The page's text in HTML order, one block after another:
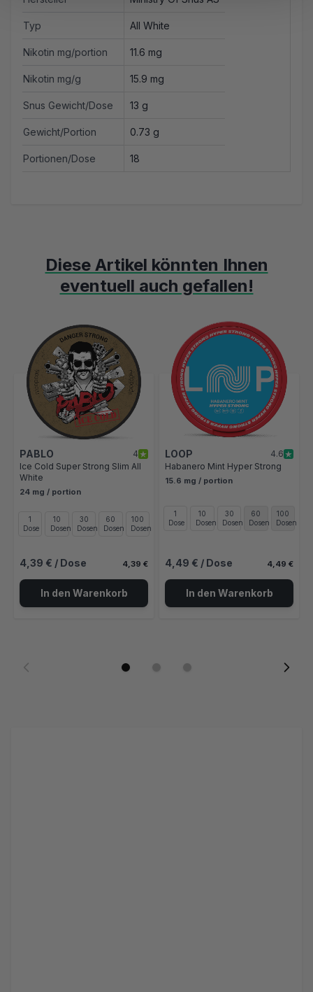
Typ All White
Nikotin mg/portion 11.6 mg
Nikotin mg/g 15.9 mg
Snus Gewicht/Dose 13 g
Gewicht/Portion 0.73 g
Portionen/Dose 18
Diese Artikel könnten Ihnen
eventuell auch gefallen!
Mit der Tabulatortaste können Sie durch die Elemente des
Clicken, um das Karussell zu überspringen
Clicken, um zur Karussell-Navigation zu gelangen
PABLO
4
Ice Cold Super Strong Slim All
White
24 mg / portion
1
Dose
10
Dosen
30
Dosen
60
Dosen
100
Dosen
4,39 € / Dose 4,39 €
In den Warenkorb
LOOP
4.6
Habanero Mint Hyper Strong
15.6 mg / portion
1
Dose
10
Dosen
30
Dosen
60
Dosen
100
Dosen
4,49 € / Dose 4,49 €
In den Warenkorb